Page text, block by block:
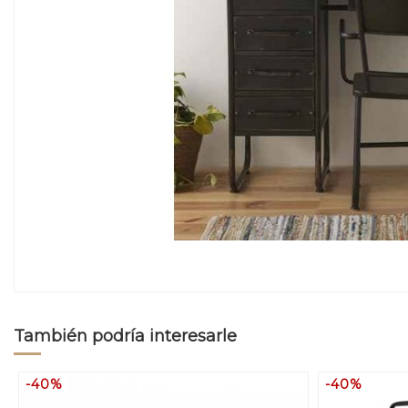
También podría interesarle
-40% -40%